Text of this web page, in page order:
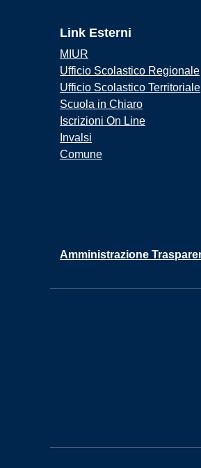
Link Esterni
MIUR
Ufficio Scolastico Regionale
Ufficio Scolastico Territoriale
Scuola in Chiaro
Iscrizioni On Line
Invalsi
Comune
Amministrazione